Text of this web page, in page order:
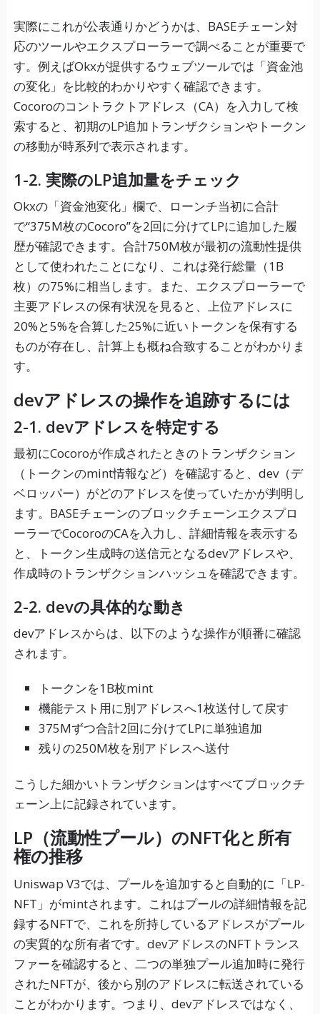
実際にこれが公表通りかどうかは、BASEチェーン対
応のツールやエクスプローラーで調べることが重要で
す。例えばOkxが提供するウェブツールでは「資金池
の変化」を比較的わかりやすく確認できます。
Cocoroのコントラクトアドレス（CA）を入力して検
索すると、初期のLP追加トランザクションやトークン
の移動が時系列で表示されます。
1-2. 実際のLP追加量をチェック
Okxの「資金池変化」欄で、ローンチ当初に合計
で“375M枚のCocoro”を2回に分けてLPに追加した履
歴が確認できます。合計750M枚が最初の流動性提供
として使われたことになり、これは発行総量（1B
枚）の75%に相当します。また、エクスプローラーで
主要アドレスの保有状況を見ると、上位アドレスに
20%と5%を合算した25%に近いトークンを保有する
ものが存在し、計算上も概ね合致することがわかりま
す。
devアドレスの操作を追跡するには
2-1. devアドレスを特定する
最初にCocoroが作成されたときのトランザクション
（トークンのmint情報など）を確認すると、dev（デ
ベロッパー）がどのアドレスを使っていたかが判明し
ます。BASEチェーンのブロックチェーンエクスプロ
ーラーでCocoroのCAを入力し、詳細情報を表示する
と、トークン生成時の送信元となるdevアドレスや、
作成時のトランザクションハッシュを確認できます。
2-2. devの具体的な動き
devアドレスからは、以下のような操作が順番に確認
されます。
トークンを1B枚mint
機能テスト用に別アドレスへ1枚送付して戻す
375Mずつ合計2回に分けてLPに単独追加
残りの250M枚を別アドレスへ送付
こうした細かいトランザクションはすべてブロックチ
ェーン上に記録されています。
LP（流動性プール）のNFT化と所有
権の推移
Uniswap V3では、プールを追加すると自動的に「LP-
NFT」がmintされます。これはプールの詳細情報を記
録するNFTで、これを所持しているアドレスがプール
の実質的な所有者です。devアドレスのNFTトランス
ファーを確認すると、二つの単独プール追加時に発行
されたNFTが、後から別のアドレスに転送されている
ことがわかります。つまり、devアドレスではなく、